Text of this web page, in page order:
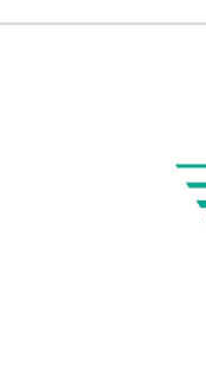
ュー
リファレンス